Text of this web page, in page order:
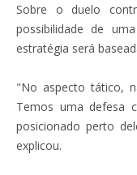
Sobre o duelo
possibilidade de
estratégia será
"No aspecto tático,
Temos uma defesa
posicionado perto
explicou.